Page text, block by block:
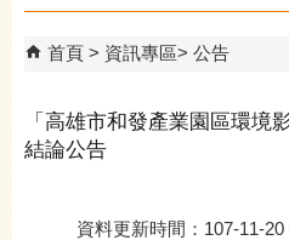
首頁 資訊專區 公告
「高雄市和發產業園區環境
結論公告
資料更新時間：107-11-